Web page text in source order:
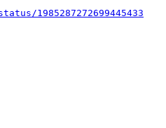
1985287272699445433